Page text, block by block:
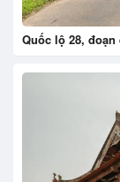
Quốc lộ 28,